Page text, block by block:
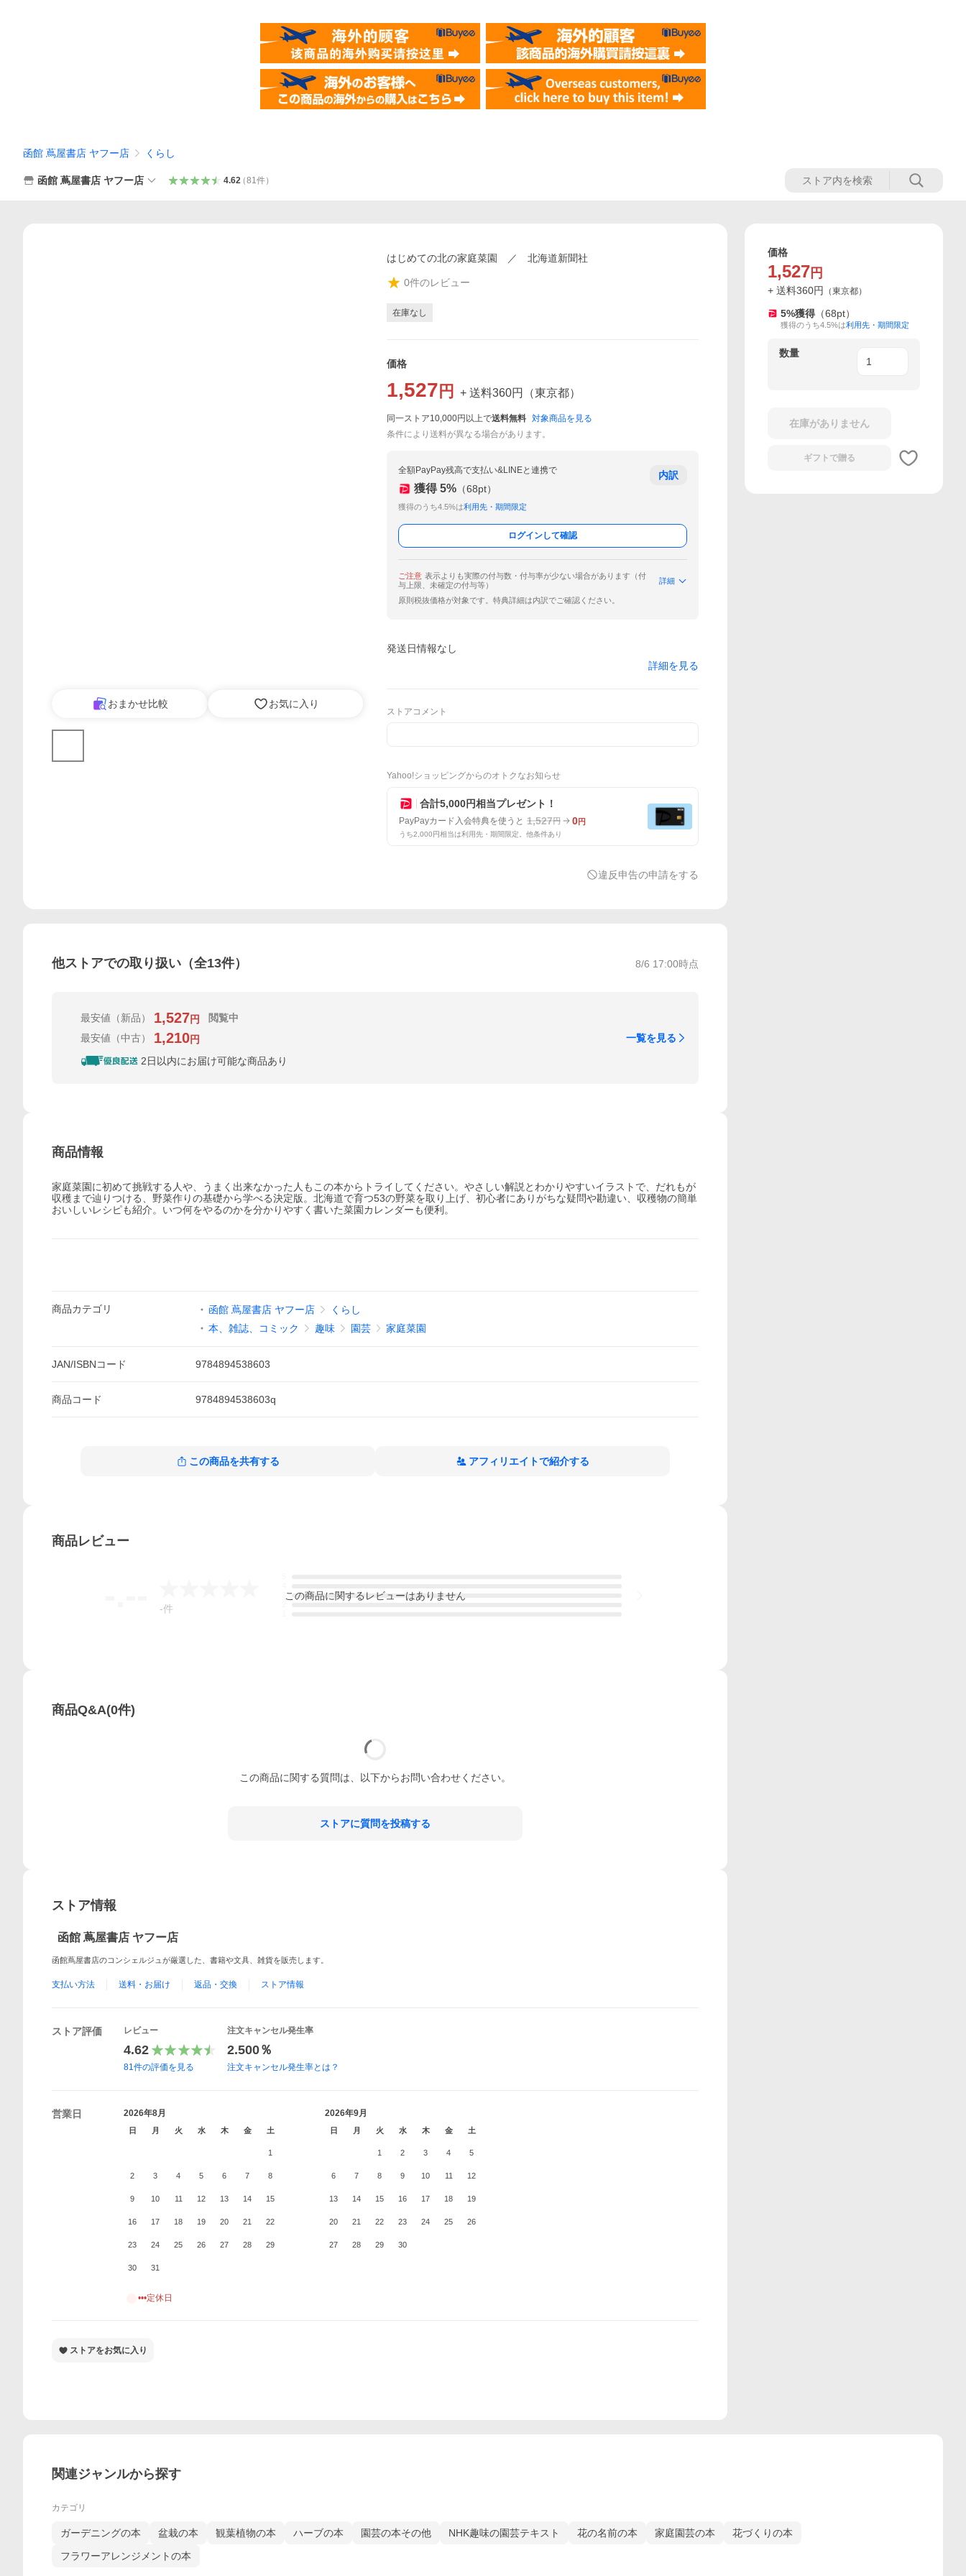
函館 蔦屋書店 ヤフー店 くらし
函館 蔦屋書店 ヤフー店 4.62（81件）
おまかせ比較 お気に入り
はじめての北の家庭菜園 ／ 北海道新聞社
0件のレビュー
在庫なし
価格
1,527 円 + 送料360円 （東京都）
同一ストア10,000円以上で送料無料 対象商品を見る
条件により送料が異なる場合があります。
全額PayPay残高で支払い&LINEと連携で
獲得 5% （68pt）
獲得のうち4.5%は利用先・期間限定
内訳
ログインして確認
ご注意 表示よりも実際の付与数・付与率が少ない場合があります（付
与上限、未確定の付与等）
詳細
原則税抜価格が対象です。特典詳細は内訳でご確認ください。
発送日情報なし
詳細を見る
ストアコメント
Yahoo!ショッピングからのオトクなお知らせ
合計5,000円相当プレゼント！
PayPayカード入会特典を使うと 1,527円 0円
うち2,000円相当は利用先・期間限定。他条件あり
違反申告の申請をする
他ストアでの取り扱い（全13件） 8/6 17:00時点
最安値 （新品） 1,527円
閲覧中
最安値 （中古） 1,210円
2日以内にお届け可能な商品あり
一覧を見る
商品情報
家庭菜園に初めて挑戦する人や、うまく出来なかった人もこの本からトライしてください。やさしい解説とわかりやすいイラストで、だれもが
収穫まで辿りつける、野菜作りの基礎から学べる決定版。北海道で育つ53の野菜を取り上げ、初心者にありがちな疑問や勘違い、収穫物の簡単
おいしいレシピも紹介。いつ何をやるのかを分かりやすく書いた菜園カレンダーも便利。
商品カテゴリ 函館 蔦屋書店 ヤフー店
くらし
本、雑誌、コミック
趣味 園芸 家庭菜園
JAN/ISBNコード 9784894538603
商品コード 9784894538603q
この商品を共有する アフィリエイトで紹介する
商品レビュー
-件
この商品に関するレビューはありません
商品Q&A(0件)
この商品に関する質問は、以下からお問い合わせください。
ストアに質問を投稿する
ストア情報
函館 蔦屋書店 ヤフー店
函館蔦屋書店のコンシェルジュが厳選した、書籍や文具、雑貨を販売します。
支払い方法 送料・お届け 返品・交換 ストア情報
ストア評価 レビュー
4.62
81件の評価を見る
注文キャンセル発生率
2.500％
注文キャンセル発生率とは？
営業日 2026年8月
日 月 火 水 木 金 土
1
2 3 4 5 6 7 8
9 10 11 12 13 14 15
16 17 18 19 20 21 22
23 24 25 26 27 28 29
30 31
2026年9月
日 月 火 水 木 金 土
1 2 3 4 5
6 7 8 9 10 11 12
13 14 15 16 17 18 19
20 21 22 23 24 25 26
27 28 29 30
•••定休日
ストアをお気に入り
価格
1,527 円
+ 送料360円 （東京都）
5%獲得 （68pt）
獲得のうち4.5%は利用先・期間限定
数量
在庫がありません
ギフトで贈る
関連ジャンルから探す
カテゴリ
ガーデニングの本 盆栽の本 観葉植物の本 ハーブの本 園芸の本その他 NHK趣味の園芸テキスト 花の名前の本 家庭園芸の本
花づくりの本
フラワーアレンジメントの本